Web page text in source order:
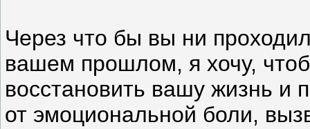
Через что бы вы ни
вашем прошлом, я хочу,
восстановить вашу жизнь и
от эмоциональной боли,